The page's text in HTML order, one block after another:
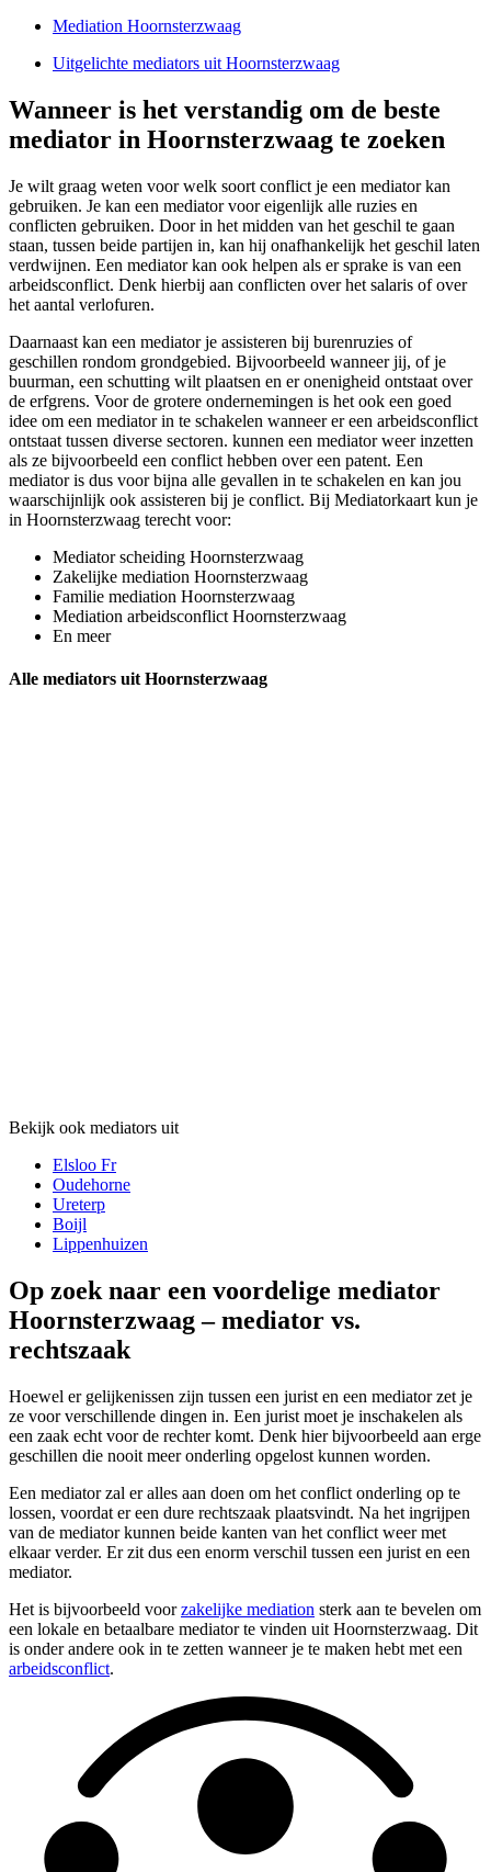
Mediation Hoornsterzwaag
Uitgelichte mediators uit Hoornsterzwaag
Wanneer is het verstandig om de beste
mediator in Hoornsterzwaag te zoeken
Je wilt graag weten voor welk soort conflict je een mediator kan
gebruiken. Je kan een mediator voor eigenlijk alle ruzies en
conflicten gebruiken. Door in het midden van het geschil te gaan
staan, tussen beide partijen in, kan hij onafhankelijk het geschil laten
verdwijnen. Een mediator kan ook helpen als er sprake is van een
arbeidsconflict. Denk hierbij aan conflicten over het salaris of over
het aantal verlofuren.
Daarnaast kan een mediator je assisteren bij burenruzies of
geschillen rondom grondgebied. Bijvoorbeeld wanneer jij, of je
buurman, een schutting wilt plaatsen en er onenigheid ontstaat over
de erfgrens. Voor de grotere ondernemingen is het ook een goed
idee om een mediator in te schakelen wanneer er een arbeidsconflict
ontstaat tussen diverse sectoren. kunnen een mediator weer inzetten
als ze bijvoorbeeld een conflict hebben over een patent. Een
mediator is dus voor bijna alle gevallen in te schakelen en kan jou
waarschijnlijk ook assisteren bij je conflict. Bij Mediatorkaart kun je
in Hoornsterzwaag terecht voor:
Mediator scheiding Hoornsterzwaag
Zakelijke mediation Hoornsterzwaag
Familie mediation Hoornsterzwaag
Mediation arbeidsconflict Hoornsterzwaag
En meer
Alle mediators uit Hoornsterzwaag
Bekijk ook mediators uit
Elsloo Fr
Oudehorne
Ureterp
Boijl
Lippenhuizen
Op zoek naar een voordelige mediator
Hoornsterzwaag – mediator vs.
rechtszaak
Hoewel er gelijkenissen zijn tussen een jurist en een mediator zet je
ze voor verschillende dingen in. Een jurist moet je inschakelen als
een zaak echt voor de rechter komt. Denk hier bijvoorbeeld aan erge
geschillen die nooit meer onderling opgelost kunnen worden.
Een mediator zal er alles aan doen om het conflict onderling op te
lossen, voordat er een dure rechtszaak plaatsvindt. Na het ingrijpen
van de mediator kunnen beide kanten van het conflict weer met
elkaar verder. Er zit dus een enorm verschil tussen een jurist en een
mediator.
Het is bijvoorbeeld voorzakelijke mediation sterk aan te bevelen om
een lokale en betaalbare mediator te vinden uit Hoornsterzwaag. Dit
is onder andere ook in te zetten wanneer je te maken hebt met een
arbeidsconflict.